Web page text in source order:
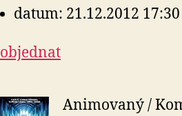
datum: 21.12.2012 17:30
objednat
Animovaný /